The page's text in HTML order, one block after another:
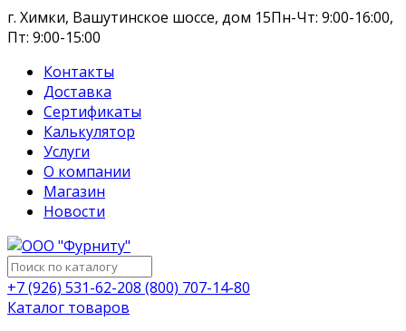
г. Химки, Вашутинское шоссе, дом 15Пн-Чт: 9:00-16:00,
Пт: 9:00-15:00
Контакты
Доставка
Сертификаты
Калькулятор
Услуги
О компании
Магазин
Новости
+7 (926) 531-62-208 (800) 707-14-80
Каталог товаров